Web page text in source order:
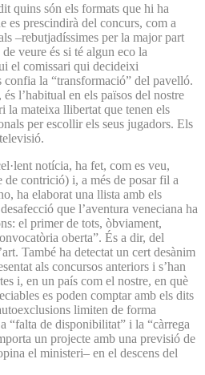
quins són els formats que hi ha
es prescindirà del concurs, com a
–rebutjadíssimes per la major part
veure és si té algun eco la
el comissari qui decideixi
confia la “transformació” del pavelló.
l’habitual en els països del nostre
la mateixa llibertat que tenen els
per escollir els seus jugadors. Els
notícia, ha fet, com es veu,
de contrició) i, a més de posar fil a
ha elaborat una llista amb els
que l’aventura veneciana ha
el primer de tots, òbviament,
oberta”. És a dir, del
També ha detectat un cert desànim
als concursos anteriors i s’han
i, en un país com el nostre, en què
es poden comptar amb els dits
limiten de forma
“falta de disponibilitat” i la “càrrega
un projecte amb una previsió de
el ministeri– en el descens del